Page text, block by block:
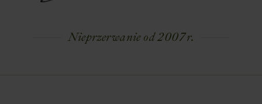
Nieprzerwanie od 2007 r.